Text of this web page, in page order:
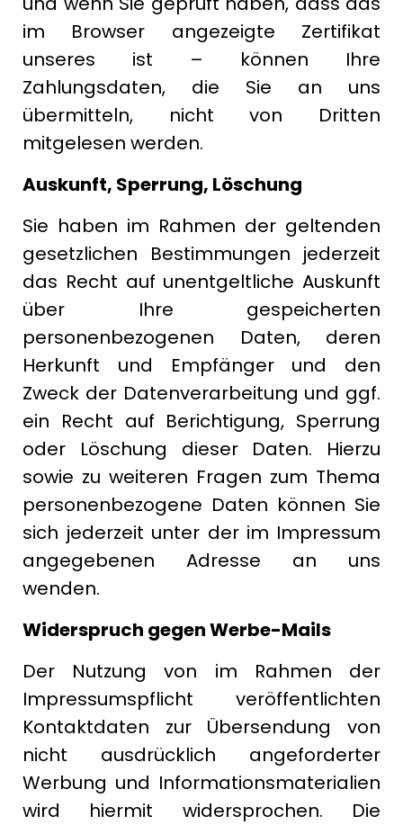
im Browser angezeigte Zertifikat
unseres ist – können Ihre
Zahlungsdaten, die Sie an uns
übermitteln, nicht von Dritten
mitgelesen werden.
Auskunft, Sperrung, Löschung
Sie haben im Rahmen der geltenden
gesetzlichen Bestimmungen jederzeit
das Recht auf unentgeltliche Auskunft
über Ihre gespeicherten
personenbezogenen Daten, deren
Herkunft und Empfänger und den
Zweck der Datenverarbeitung und ggf.
ein Recht auf Berichtigung, Sperrung
oder Löschung dieser Daten. Hierzu
sowie zu weiteren Fragen zum Thema
personenbezogene Daten können Sie
sich jederzeit unter der im Impressum
angegebenen Adresse an uns
wenden.
Widerspruch gegen Werbe-Mails
Der Nutzung von im Rahmen der
Impressumspflicht veröffentlichten
Kontaktdaten zur Übersendung von
nicht ausdrücklich angeforderter
Werbung und Informationsmaterialien
wird hiermit widersprochen. Die